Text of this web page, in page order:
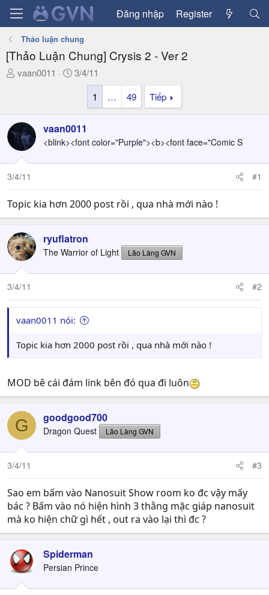
Đăng nhập Register
Thảo luận chung
[Thảo Luận Chung] Crysis 2 - Ver 2
T
a
d
s
t
a
e
vaan0011
N
g
ử
i
3/4/11
1
… 49 Tiếp
vaan0011
<blink><font color="Purple"><b><font face="Comic S
3/4/11 #1
Topic kia hơn 2000 post rồi , qua nhà mới nào !
ryuflatron
The Warrior of Light Lão Làng GVN
3/4/11 #2
vaan0011 nói:
Topic kia hơn 2000 post rồi , qua nhà mới nào !
MOD bê cái đám link bên đó qua đi luôn
G goodgood700
Dragon Quest Lão Làng GVN
3/4/11 #3
Sao em bấm vào Nanosuit Show room ko đc vậy mấy
bác ? Bấm vào nó hiện hình 3 thằng mặc giáp nanosuit
mà ko hiện chữ gì hết , out ra vào lại thì đc ?
Spiderman
Persian Prince